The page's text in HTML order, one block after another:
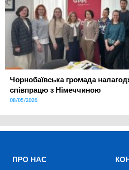
Чорнобаївська громада
співпрацю з Німеччиною
08/05/2026
ПРО НАС